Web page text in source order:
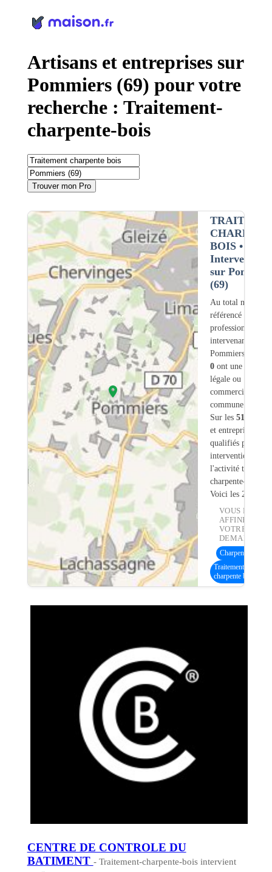
Artisans et entreprises sur
Pommiers (69) pour votre
recherche : Traitement-
charpente-bois
Trouver mon Pro
BOIS•
Intervention
sur
(69)
Au total nous
référencé
professionnels
intervenant sur
Pommiers (69)
0ont une adresse
légale ou
commerciale
commune.
Sur les 519
et entreprises
qualifiés pour une
intervention sur
l'activité
charpente-bois.
Voici les 20
VOUS
AFFINER
VOTRE
DEMANDE :
Charpente bois
Traitement
charpente bois
CENTRE DE CONTROLE DU
BATIMENT - Traitement-charpente-bois intervient